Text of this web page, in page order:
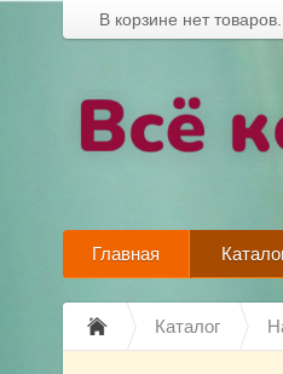
В корзине нет
Главная
Каталог